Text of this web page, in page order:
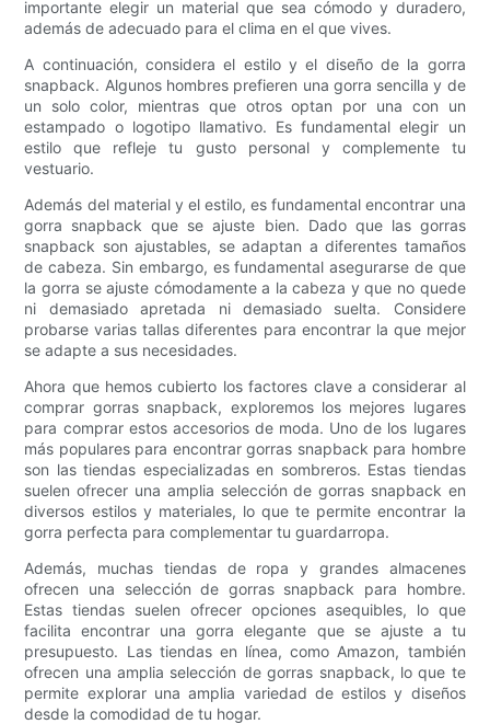
importante elegir un material que sea cómodo y duradero,
además de adecuado para el clima en el que vives.
A continuación, considera el estilo y el diseño de la gorra
snapback. Algunos hombres prefieren una gorra sencilla y de
un solo color, mientras que otros optan por una con un
estampado o logotipo llamativo. Es fundamental elegir un
estilo que refleje tu gusto personal y complemente tu
vestuario.
Además del material y el estilo, es fundamental encontrar una
gorra snapback que se ajuste bien. Dado que las gorras
snapback son ajustables, se adaptan a diferentes tamaños
de cabeza. Sin embargo, es fundamental asegurarse de que
la gorra se ajuste cómodamente a la cabeza y que no quede
ni demasiado apretada ni demasiado suelta. Considere
probarse varias tallas diferentes para encontrar la que mejor
se adapte a sus necesidades.
Ahora que hemos cubierto los factores clave a considerar al
comprar gorras snapback, exploremos los mejores lugares
para comprar estos accesorios de moda. Uno de los lugares
más populares para encontrar gorras snapback para hombre
son las tiendas especializadas en sombreros. Estas tiendas
suelen ofrecer una amplia selección de gorras snapback en
diversos estilos y materiales, lo que te permite encontrar la
gorra perfecta para complementar tu guardarropa.
Además, muchas tiendas de ropa y grandes almacenes
ofrecen una selección de gorras snapback para hombre.
Estas tiendas suelen ofrecer opciones asequibles, lo que
facilita encontrar una gorra elegante que se ajuste a tu
presupuesto. Las tiendas en línea, como Amazon, también
ofrecen una amplia selección de gorras snapback, lo que te
permite explorar una amplia variedad de estilos y diseños
desde la comodidad de tu hogar.